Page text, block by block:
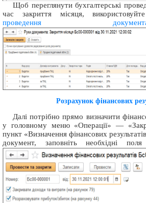
Щоб переглянути бухгалтерські
час закриття місяця,
проведення
Розрахунок фінансових
Далі потрібно прямо визначити
у головному меню «Операції» —
пункт «Визначення фінансових
документ, заповніть необхідні